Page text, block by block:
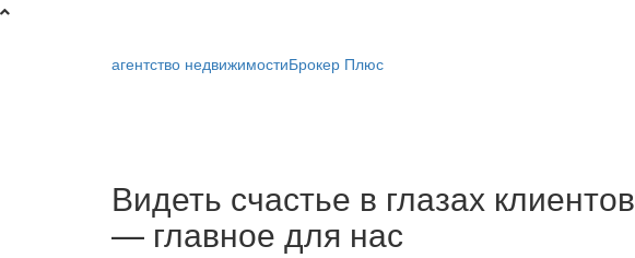
агентство недвижимостиБрокер Плюс
БрокерВидеть счастье в глазах клиентов
— главное для нас